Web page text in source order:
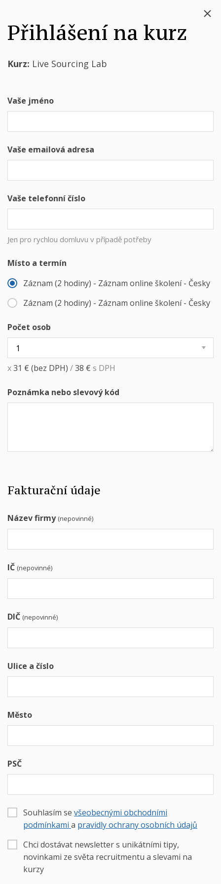
Přihlášení na kurz
Kurz: Live Sourcing Lab
Vaše jméno
Vaše emailová adresa
Vaše telefonní číslo
Jen pro rychlou domluvu v případě potřeby
Místo a termín
Záznam (2 hodiny) - Záznam online školení - Česky
Záznam (2 hodiny) - Záznam online školení - Česky
Počet osob
x31 € (bez DPH) /38 € s DPH
Poznámka nebo slevový kód
Fakturační údaje
Název firmy (nepovinné)
IČ (nepovinné)
DIČ (nepovinné)
Ulice a číslo
Město
PSČ
Souhlasím se všeobecnými obchodními
podmínkami a pravidly ochrany osobních údajů
Chci dostávat newsletter s unikátními tipy,
novinkami ze světa recruitmentu a slevami na
kurzy